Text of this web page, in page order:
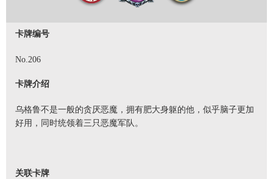
卡牌编号
No.206
卡牌介绍
乌格鲁不是一般的贪厌恶魔，拥有肥大身躯的他，似乎脑子更加
好用，同时统领着三只恶魔军队。
关联卡牌